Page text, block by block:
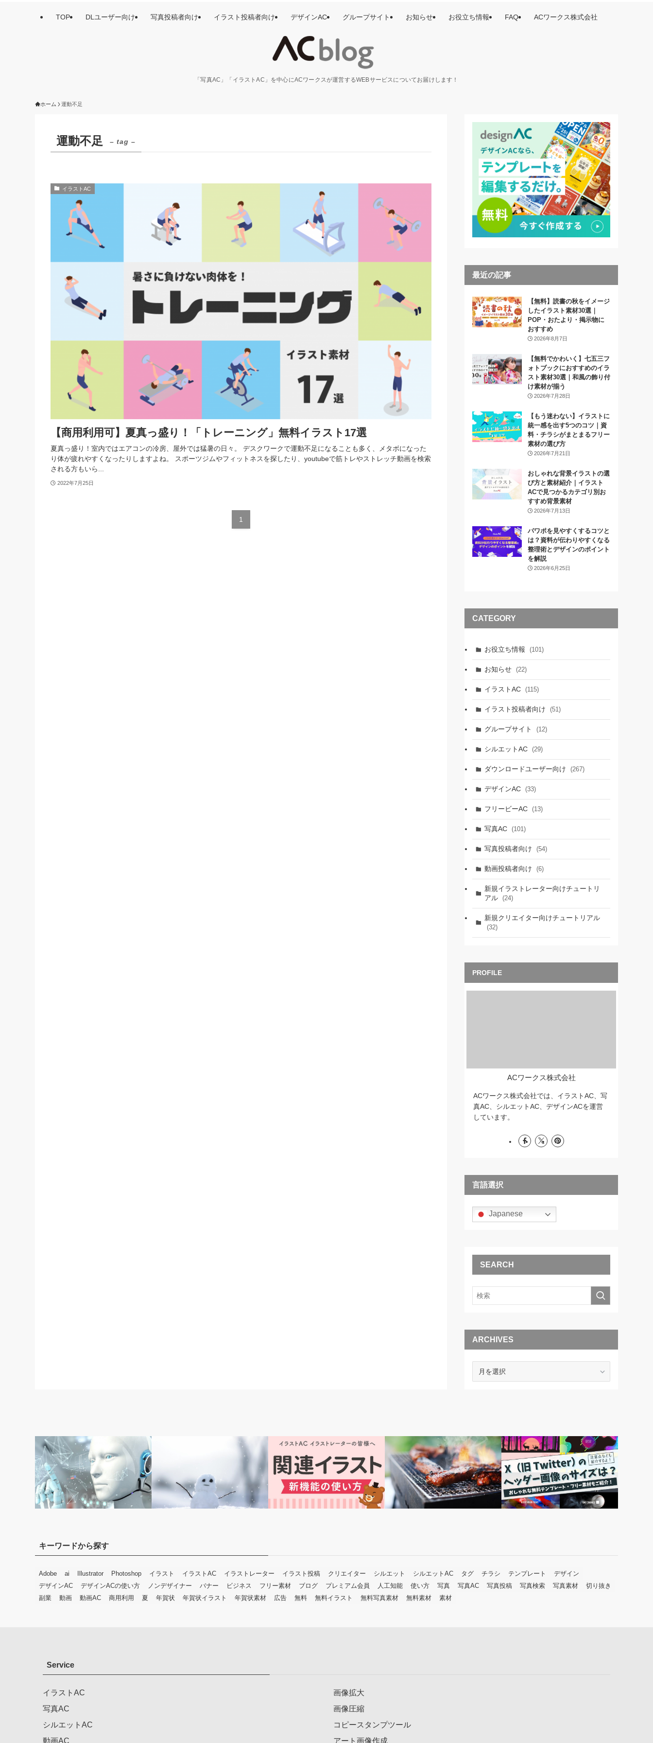
「写真AC」「イラストAC」を中心にACワークスが運営するWEBサービスについてお届けします！
TOP DLユーザー向け 写真投稿者向け イラスト投稿者向け デザインAC グループサイト お知らせ お役立ち情報 FAQ ACワークス株式会社
ホーム 運動不足
運動不足 – tag –
イラストAC
【商用利用可】夏真っ盛り！「トレーニング」無料イラスト17選
夏真っ盛り！室内ではエアコンの冷房、屋外では猛暑の日々。 デスクワークで運動不足になることも多く、メタボになった
り体が疲れやすくなったりしますよね。 スポーツジムやフィットネスを探したり、youtubeで筋トレやストレッチ動画を検索
される方もいら...
2022年7月25日
1
最近の記事
【無料】読書の秋をイメージ
したイラスト素材30選｜
POP・おたより・掲示物に
おすすめ
2026年8月7日
【無料でかわいく】七五三フ
ォトブックにおすすめのイラ
スト素材30選｜和風の飾り付
け素材が揃う
2026年7月28日
【もう迷わない】イラストに
統一感を出す5つのコツ｜資
料・チラシがまとまるフリー
素材の選び方
2026年7月21日
おしゃれな背景イラストの選
び方と素材紹介｜イラスト
ACで見つかるカテゴリ別お
すすめ背景素材
2026年7月13日
パワポを見やすくするコツと
は？資料が伝わりやすくなる
整理術とデザインのポイント
を解説
2026年6月25日
CATEGORY
お役立ち情報 (101)
お知らせ (22)
イラストAC (115)
イラスト投稿者向け (51)
グループサイト (12)
シルエットAC (29)
ダウンロードユーザー向け (267)
デザインAC (33)
フリービーAC (13)
写真AC (101)
写真投稿者向け (54)
動画投稿者向け (6)
新規イラストレーター向けチュートリ
アル (24)
新規クリエイター向けチュートリアル
(32)
ACワークス株式会社
ACワークス株式会社では、イラストAC、写
真AC、シルエットAC、デザインACを運営
しています。
言語選択
Japanese
SEARCH
ARCHIVES
ARCHIVES
キーワードから探す
Adobe ai Illustrator Photoshop イラスト イラストAC イラストレーター イラスト投稿 クリエイター シルエット シルエットAC タグ チラシ テンプレート
デザイン
デザインAC
デザインACの使い方 ノンデザイナー バナー ビジネス フリー素材 ブログ プレミアム会員 人工知能 使い方 写真 写真AC 写真投稿 写真検索 写真素材
切り抜き
副業
動画 動画AC 商用利用 夏 年賀状 年賀状イラスト 年賀状素材 広告 無料 無料イラスト 無料写真素材 無料素材 素材
Service
イラストAC
写真AC
シルエットAC
動画AC
画像拡大
画像圧縮
コピースタンプツール
アート画像作成